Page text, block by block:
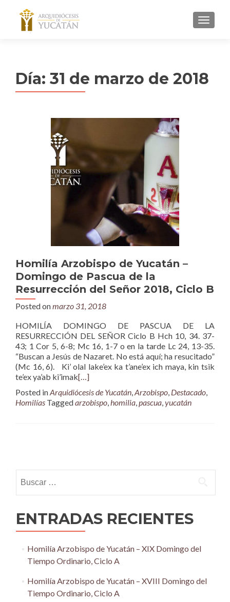
MENU
Día: 31 de marzo de 2018
Homilía Arzobispo de Yucatán –
Domingo de Pascua de la
Resurrección del Señor 2018, Ciclo B
Posted onmarzo 31, 2018
HOMILÍA DOMINGO DE PASCUA DE LA
RESURRECCIÓN DEL SEÑOR Ciclo B Hch 10, 34. 37-
43; 1 Cor 5, 6-8; Mc 16, 1-7 o en la tarde Lc 24, 13-35.
“Buscan a Jesús de Nazaret. No está aquí; ha resucitado”
(Mc 16, 6). Ki’ olal lake’ex ka t’ane’ex ich maya, kin tsik
te’ex ya’ab ki’imak[…]
Posted inArquidiócesis de Yucatán,Arzobispo, Destacado,
Homilías Taggedarzobispo,homilia,pascua,yucatán
navigation
ENTRADAS RECIENTES
Homilía Arzobispo de Yucatán – XIX Domingo del
Tiempo Ordinario, Ciclo A
Homilía Arzobispo de Yucatán – XVIII Domingo del
Tiempo Ordinario, Ciclo A